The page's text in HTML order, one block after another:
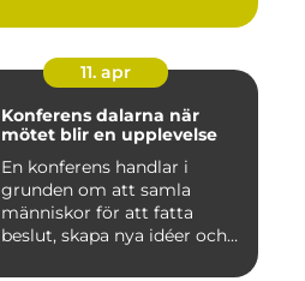
11. apr
Konferens dalarna när
mötet blir en upplevelse
En konferens handlar i
grunden om att samla
människor för att fatta
beslut, skapa nya idéer och